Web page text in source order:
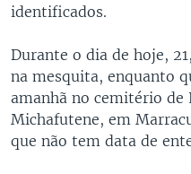
DESPORTO
PASSADEIRA VERMELHA
Línguas
identificados.
Durante o dia de hoje,
na mesquita, enquanto
amanhã no cemitério de
Michafutene, em
que não tem data de